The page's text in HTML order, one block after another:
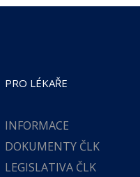
PRO LÉKAŘE
INFORMACE
DOKUMENTY ČLK
LEGISLATIVA ČLK